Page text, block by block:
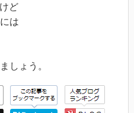
ど
は
しょう。